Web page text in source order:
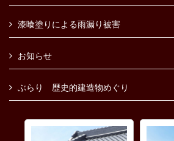
漆喰塗りによる雨漏り被害
お知らせ
ぶらり 歴史的建造物めぐり